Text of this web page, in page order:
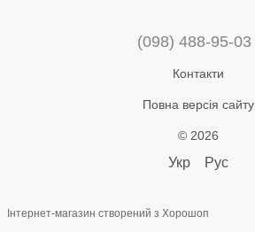
(098) 488-95-03
Контакти
Повна версія сайту
© 2026
Укр Рус
Інтернет-магазин створений з Хорошоп